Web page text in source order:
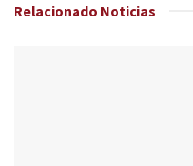
Relacionado Noticias